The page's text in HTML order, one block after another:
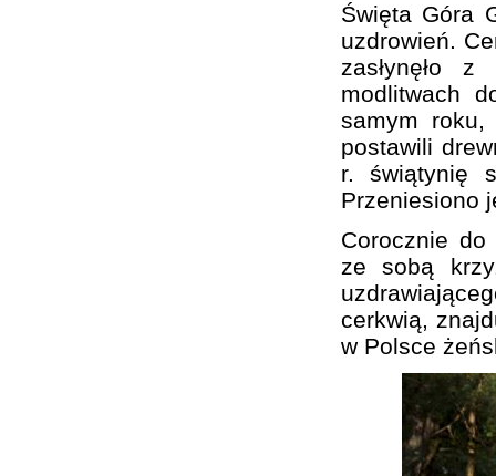
Święta Góra
uzdrowień.
zasłynęło
modlitwach
samym roku,
postawili
r. świątynię
Przeniesiono
Corocznie
ze sobą
cerkwią,
w Polsce